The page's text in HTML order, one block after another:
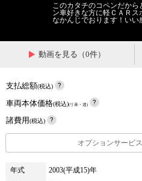
このカタチのコペンだか
ン車好きな方に軽ＣＡＲス
なかんじでおります！いい
動画を見る（0件）
支払総額(税込)
車両本体価格(税込)(リ未・追)
諸費用(税込)
オプションサービ
年式 2003(平成15)年